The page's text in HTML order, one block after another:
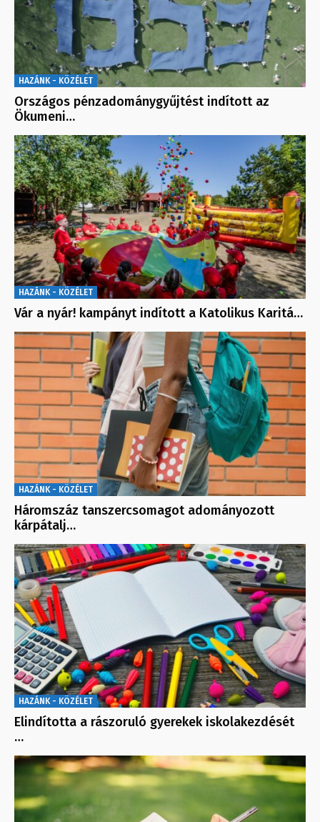
HAZÁNK - KÖZÉLET
Országos pénzadománygyűjtést indított az
Ökumeni…
HAZÁNK - KÖZÉLET
Vár a nyár! kampányt indított a Katolikus Karitá…
HAZÁNK - KÖZÉLET
Háromszáz tanszercsomagot adományozott
kárpátalj…
HAZÁNK - KÖZÉLET
Elindította a rászoruló gyerekek iskolakezdését
…